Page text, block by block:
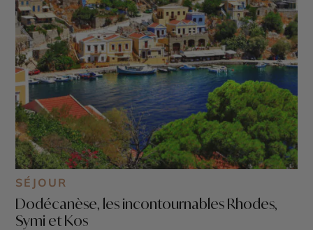
SÉJOUR
Dodécanèse, les incontournables Rhodes,
Symi et Kos